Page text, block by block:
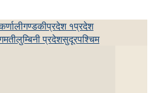
गण्डकीप्रदेश १प्रदेश
लुम्बिनी प्रदेशसुदूरपश्चिम